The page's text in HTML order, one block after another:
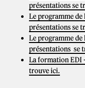
présentations se
Le programme
présentations se
Le programme
présentations se
La formation EDI
trouve ici.